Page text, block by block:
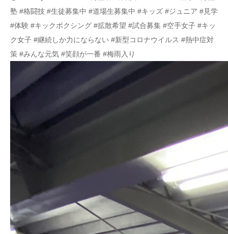
塾 #格闘技 #生徒募集中 #道場生募集中 #キッズ #ジュニア #見学
#体験 #キックボクシング #拡散希望 #試合募集 #空手女子 #キッ
ク女子 #継続しか力にならない #新型コロナウイルス #熱中症対
策 #みんな元気 #笑顔が一番 #梅雨入り